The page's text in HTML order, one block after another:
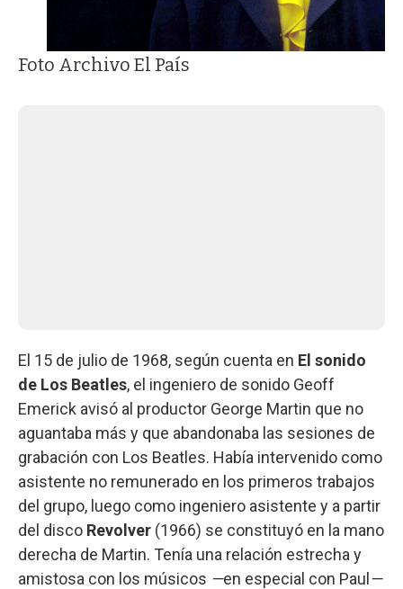
Foto Archivo El País
El 15 de julio de 1968, según cuenta en El sonido
de Los Beatles, el ingeniero de sonido Geoff
Emerick avisó al productor George Martin que no
aguantaba más y que abandonaba las sesiones de
grabación con Los Beatles. Había intervenido como
asistente no remunerado en los primeros trabajos
del grupo, luego como ingeniero asistente y a partir
del disco Revolver (1966) se constituyó en la mano
derecha de Martin. Tenía una relación estrecha y
amistosa con los músicos —en especial con Paul —